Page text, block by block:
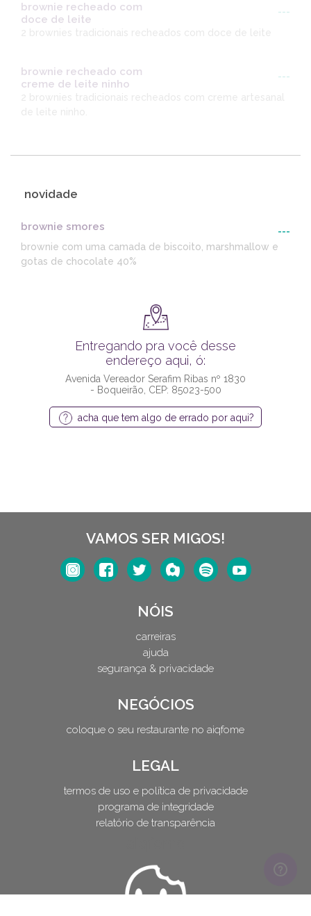
brownie recheado com
doce de leite
---
2 brownies tradicionais recheados com doce de leite
brownie recheado com
creme de leite ninho
---
2 brownies tradicionais recheados com creme artesanal
novidade
brownie smores
---
brownie com uma camada de biscoito, marshmallow e
gotas de chocolate 40%
Entregando pra você desse
endereço aqui, ó:
Avenida Vereador Serafim Ribas nº 1830
- Boqueirão, CEP: 85023-500
acha que tem algo de errado por aqui?
VAMOS SER MIGOS!
NÓIS
carreiras
ajuda
segurança & privacidade
NEGÓCIOS
coloque o seu restaurante no aiqfome
LEGAL
termos de uso e política de privacidade
programa de integridade
relatório de transparência